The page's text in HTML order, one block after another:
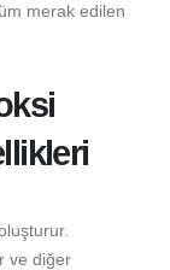
merak edilen
ve diğer